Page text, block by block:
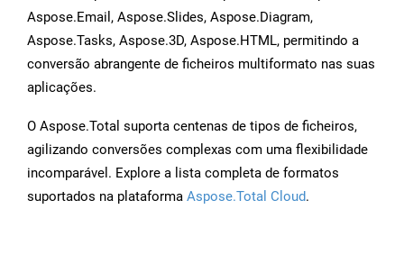
Aspose.Email, Aspose.Slides, Aspose.Diagram,
Aspose.Tasks, Aspose.3D, Aspose.HTML, permitindo a
conversão abrangente de ficheiros multiformato nas suas
aplicações.
O Aspose.Total suporta centenas de tipos de ficheiros,
agilizando conversões complexas com uma flexibilidade
incomparável. Explore a lista completa de formatos
suportados na plataforma Aspose.Total Cloud.